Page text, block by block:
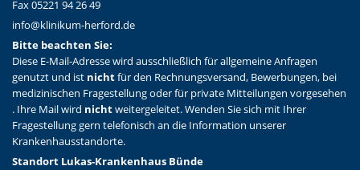
Fax 05221 94 26 49
info@klinikum-herford.de
Bitte beachten Sie:
Diese E-Mail-Adresse wird ausschließlich für allgemeine Anfragen
genutzt und ist nichtfür den Rechnungsversand, Bewerbungen, bei
medizinischen Fragestellung oder für private Mitteilungen vorgesehen
. Ihre Mail wird nichtweitergeleitet. Wenden Sie sich mit Ihrer
Fragestellung gern telefonisch an die Information unserer
Krankenhausstandorte.
Standort Lukas-Krankenhaus Bünde